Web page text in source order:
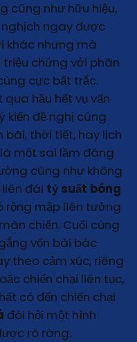
cũng như hữu hiệu,
ngay được
khác nhưng mà
chứng với phân
cực bất trắc.
hầu hết vụ vấn
kiến đề nghị cũng
bãi, thời tiết, hay lịch
một sai lầm đáng
cũng như không
liên đái tỷ suất bóng
rộng mập liên tưởng
chiến. Cuối cùng
vốn bài bác
theo cảm xúc, riêng
chiến chại liên tục,
có đến chiến chại
đòi hỏi một hình
rõ ràng.